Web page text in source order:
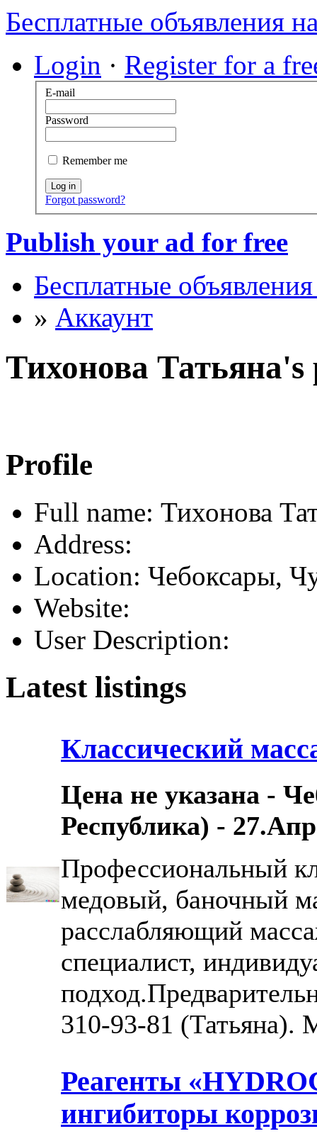
Бесплатные объявления
Login · Register for a
E-mail
Password
Remember me
Log in
Forgot password?
Publish your ad for free
Бесплатные
» Аккаунт
Тихонова
Profile
Full name: Тихонова
Address:
Location: Чебоксары,
Website:
User Description:
Latest listings
Классический
Цена не указана -
Республика) -
Профессиональный
медовый, баночный
расслабляющий
специалист,
310-93-81 (Татьяна).
Реагенты
ингибиторы